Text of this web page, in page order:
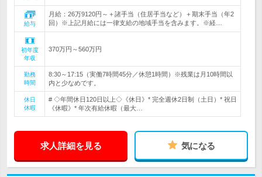
給与
月給：26万9120円～＋諸手当（住居手当など）＋期末手当（年2
回）※上記月給には一律支給の地域手当を含みます。※経…
初年度
年収
370万円～560万円
勤務
時間
8:30～17:15（実働7時間45分／休憩1時間）※残業は月10時間以
内と少なめです。
休日
休暇
# ◇年間休日120日以上◇《休日》* 完全週休2日制（土日）* 祝日
《休暇》* 年次有給休暇（最大…
求人詳細を見る 気になる